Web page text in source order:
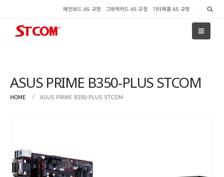
메인보드 AS 규정 그래픽카드 AS 규정 기타제품 AS 규정
ASUS PRIME B350-PLUS STCOM
HOME ASUS PRIME B350-PLUS STCOM